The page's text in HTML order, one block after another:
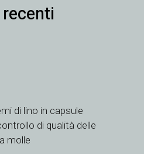
di lino in capsule
di qualità delle
molle
TH